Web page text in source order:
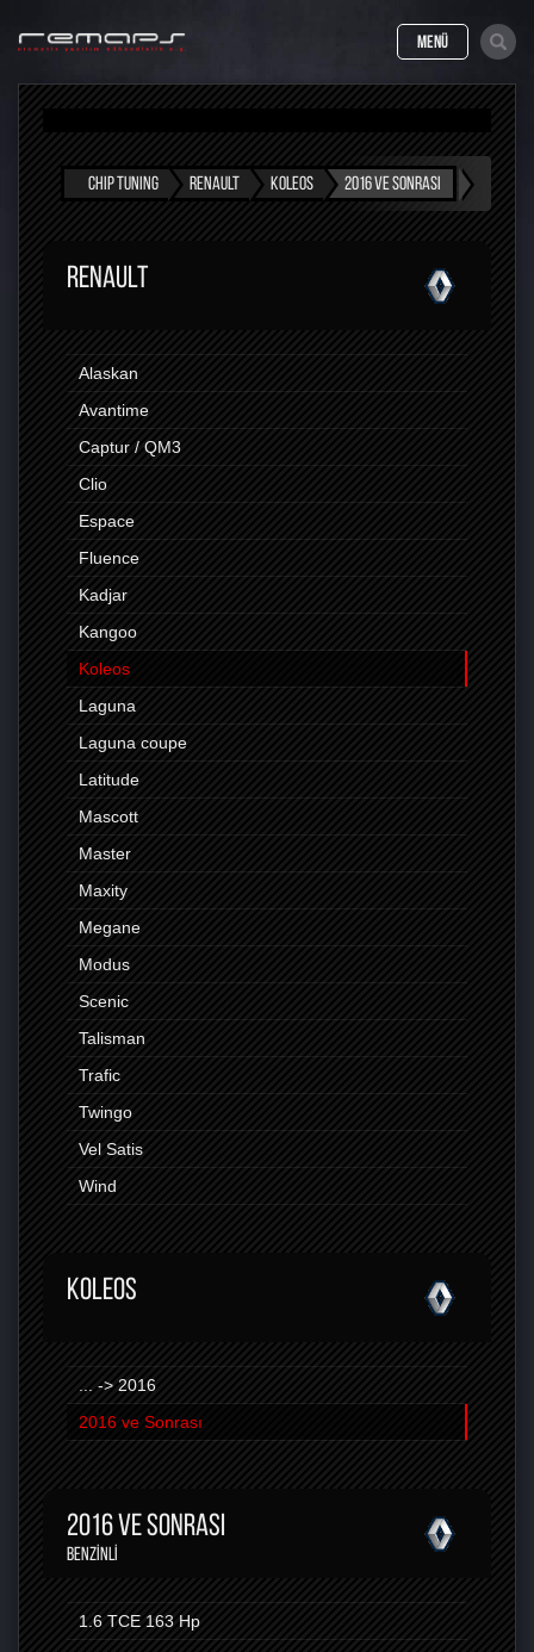
MENÜ
CHIP TUNING RENAULT KOLEOS 2016 VE SONRASI
RENAULT
Alaskan
Avantime
Captur / QM3
Clio
Espace
Fluence
Kadjar
Kangoo
Koleos
Laguna
Laguna coupe
Latitude
Mascott
Master
Maxity
Megane
Modus
Scenic
Talisman
Trafic
Twingo
Vel Satis
Wind
KOLEOS
... -> 2016
2016 ve Sonrası
2016 VE SONRASI
BENZINLI
1.6 TCE 163 Hp